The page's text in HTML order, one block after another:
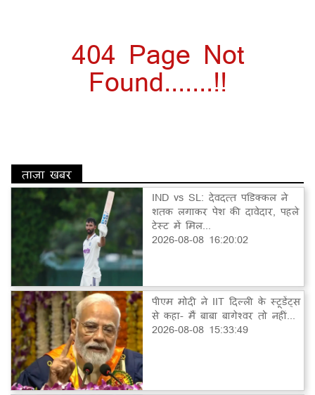
404 Page Not
Found.......!!
ताज़ा खबर
IND vs SL: देवदत्त पडिक्कल ने
शतक लगाकर पेश की दावेदार, पहले
टेस्ट में मिल...
2026-08-08 16:20:02
पीएम मोदी ने IIT दिल्ली के स्टूडेंट्स
से कहा- मैं बाबा बागेश्वर तो नहीं...
2026-08-08 15:33:49